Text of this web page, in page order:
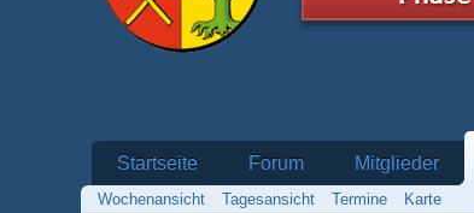
Startseite Forum Mitglieder
Wochenansicht Tagesansicht Termine Karte